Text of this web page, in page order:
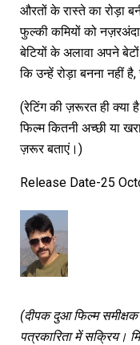
औरतों के रास्ते का रोड़ा
फुल्की कमियों को
बेटियों के अलावा अपने
कि उन्हें रोड़ा बनना नहीं
(रेटिंग की ज़रूरत ही क्या
फिल्म कितनी अच्छी या
ज़रूर बताएं।)
Release Date-25
(दीपक दुआ फिल्म समीक्षक
पत्रकारिता में सक्रिय।